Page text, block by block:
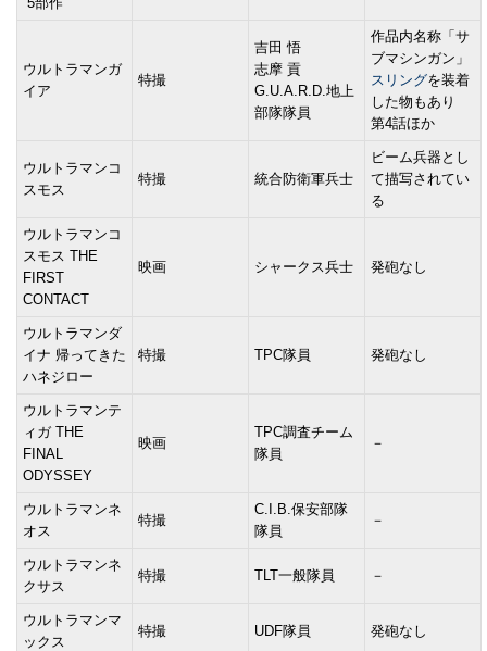
ウルトラマンガ
イア
特撮
吉田 悟
志摩 貢
G.U.A.R.D.地上
部隊隊員
作品内名称「サ
ブマシンガン」
スリングを装着
した物もあり
第4話ほか
ウルトラマンコ
スモス
特撮 統合防衛軍兵士
ビーム兵器とし
て描写されてい
る
ウルトラマンコ
スモス THE
FIRST
CONTACT
映画 シャークス兵士 発砲なし
ウルトラマンダ
イナ 帰ってきた
ハネジロー
特撮 TPC隊員 発砲なし
ウルトラマンテ
ィガ THE
FINAL
ODYSSEY
映画
TPC調査チーム
隊員
－
ウルトラマンネ
オス
特撮
C.I.B.保安部隊
隊員
－
ウルトラマンネ
クサス
特撮 TLT一般隊員 －
ウルトラマンマ
ックス
特撮 UDF隊員 発砲なし